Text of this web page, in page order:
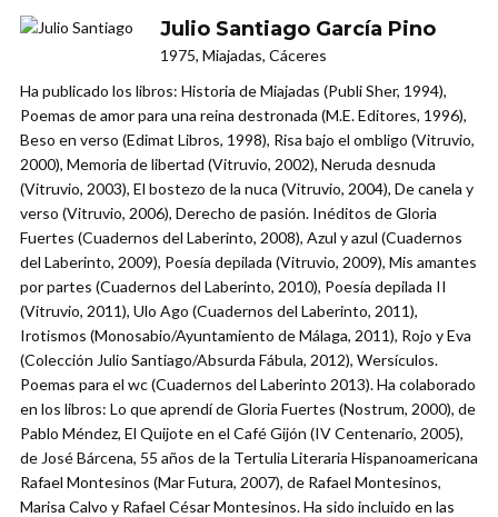
Julio Santiago García Pino
1975, Miajadas, Cáceres
Ha publicado los libros: Historia de Miajadas (Publi Sher, 1994),
Poemas de amor para una reina destronada (M.E. Editores, 1996),
Beso en verso (Edimat Libros, 1998), Risa bajo el ombligo (Vitruvio,
2000), Memoria de libertad (Vitruvio, 2002), Neruda desnuda
(Vitruvio, 2003), El bostezo de la nuca (Vitruvio, 2004), De canela y
verso (Vitruvio, 2006), Derecho de pasión. Inéditos de Gloria
Fuertes (Cuadernos del Laberinto, 2008), Azul y azul (Cuadernos
del Laberinto, 2009), Poesía depilada (Vitruvio, 2009), Mis amantes
por partes (Cuadernos del Laberinto, 2010), Poesía depilada II
(Vitruvio, 2011), Ulo Ago (Cuadernos del Laberinto, 2011),
Irotismos (Monosabio/Ayuntamiento de Málaga, 2011), Rojo y Eva
(Colección Julio Santiago/Absurda Fábula, 2012), Wersículos.
Poemas para el wc (Cuadernos del Laberinto 2013). Ha colaborado
en los libros: Lo que aprendí de Gloria Fuertes (Nostrum, 2000), de
Pablo Méndez, El Quijote en el Café Gijón (IV Centenario, 2005),
de José Bárcena, 55 años de la Tertulia Literaria Hispanoamericana
Rafael Montesinos (Mar Futura, 2007), de Rafael Montesinos,
Marisa Calvo y Rafael César Montesinos. Ha sido incluido en las